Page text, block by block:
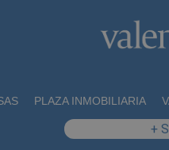
PLAZA INMOBILIARIA
+